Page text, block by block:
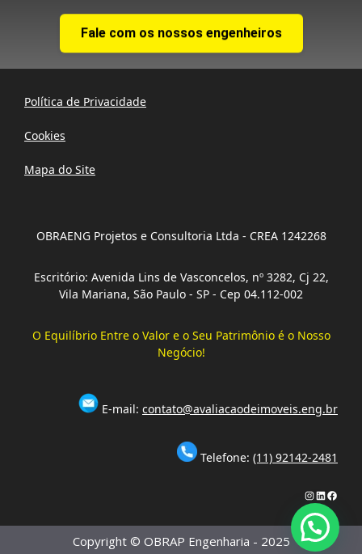
Fale com os nossos engenheiros
Política de Privacidade
Cookies
Mapa do Site
OBRAENG Projetos e Consultoria Ltda - CREA 1242268
Escritório: Avenida Lins de Vasconcelos, nº 3282, Cj 22,
Vila Mariana, São Paulo - SP - Cep 04.112-002
O Equilíbrio Entre o Valor e o Seu Patrimônio é o Nosso
Negócio!
E-mail: contato@avaliacaodeimoveis.eng.br
Telefone: (11) 92142-2481
Instagram
LinkedIn
Copyright © OBRAP Engenharia - 2025